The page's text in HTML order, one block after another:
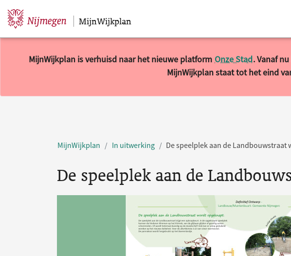
Sla navigatie over MijnWijkplan
MijnWijkplan is verhuisd naar het nieuwe platform Onze Stad. Vanaf
MijnWijkplan staat tot het eind
MijnWijkplan In uitwerking De speelplek aan de Landbouwstraat
De speelplek aan de